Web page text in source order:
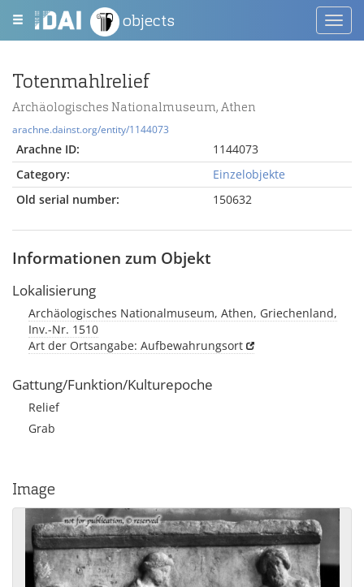
objects
Totenmahlrelief
Archäologisches Nationalmuseum, Athen
arachne.dainst.org/entity/1144073
Arachne ID:
1144073
Category:
Einzelobjekte
Old serial number:
150632
Informationen zum Objekt
Lokalisierung
Archäologisches Nationalmuseum, Athen, Griechenland,
Inv.-Nr. 1510
Art der Ortsangabe: Aufbewahrungsort
Gattung/Funktion/Kulturepoche
Relief
Grab
Image